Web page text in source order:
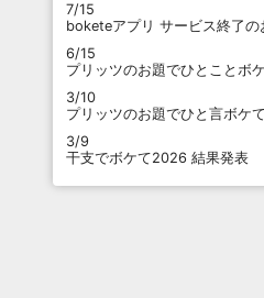
7/15
boketeアプリ サービス終了の
6/15
プリッツのお題でひとことボ
3/10
プリッツのお題でひと言ボケ
3/9
干支でボケて2026 結果発表